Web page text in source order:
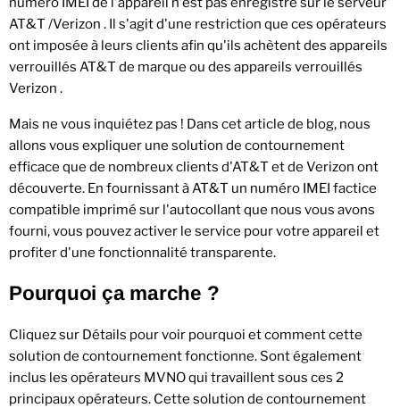
AT&T /Verizon . Il s'agit d'une restriction que ces opérateurs
ont imposée à leurs clients afin qu'ils achètentdes appareils
verrouillés AT&T de marque ou des appareils verrouillés
Verizon .
Mais ne vous inquiétez pas ! Dans cet article de blog, nous
allons vous expliquer une solution de contournement
efficace que de nombreux clients d'AT&T et de Verizon ont
découverte. En fournissant à AT&T un numéro IMEI factice
compatible imprimé sur l'autocollant que nous vous avons
fourni, vous pouvez activer le service pour votre appareil et
profiter d'une fonctionnalité transparente.
Pourquoi ça marche ?
Cliquez sur Détails pour voir pourquoi et comment cette
solution de contournement fonctionne. Sont également
inclus les opérateurs MVNO qui travaillent sous ces 2
principaux opérateurs. Cette solution de contournement